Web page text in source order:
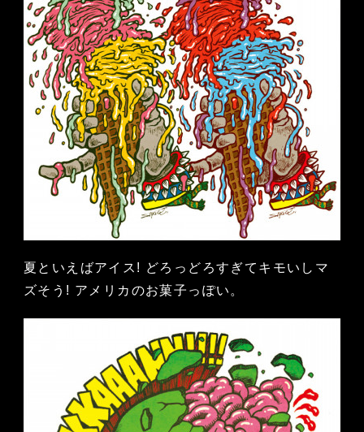
夏といえばアイス! どろっどろすぎてキモいしマ
ズそう! アメリカのお菓子っぽい。